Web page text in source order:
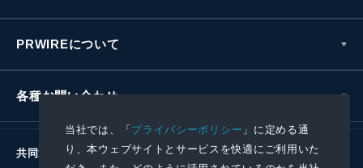
当社では、「プライバシーポリシー 」に定める通
り、本ウェブサイトとサービスを快適にご利用いた
PRWIREについて
各種お問い合わせ
共同通信社グループ